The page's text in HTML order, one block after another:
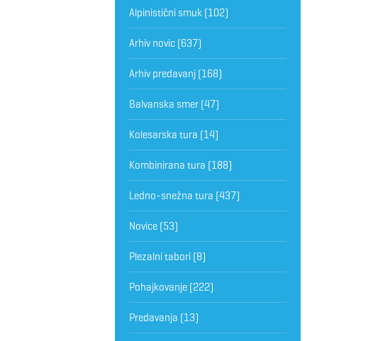
Alpinistični smuk(102)
Arhiv novic(637)
Arhiv predavanj(168)
Balvanska smer(47)
Kolesarska tura (14)
Kombinirana tura (188)
Ledno-snežna tura (437)
Novice(53)
Plezalni tabori(8)
Pohajkovanje(222)
Predavanja (13)